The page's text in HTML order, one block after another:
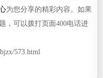
为您分享的精彩内容。如果
，可以拨打页面400电话进
573.html